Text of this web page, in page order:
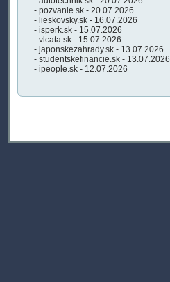
- pozvanie.sk - 20.07.2026
- lieskovsky.sk - 16.07.2026
- isperk.sk - 15.07.2026
- vlcata.sk - 15.07.2026
- japonskezahrady.sk - 13.07.2026
- studentskefinancie.sk - 13.07.2026
- ipeople.sk - 12.07.2026